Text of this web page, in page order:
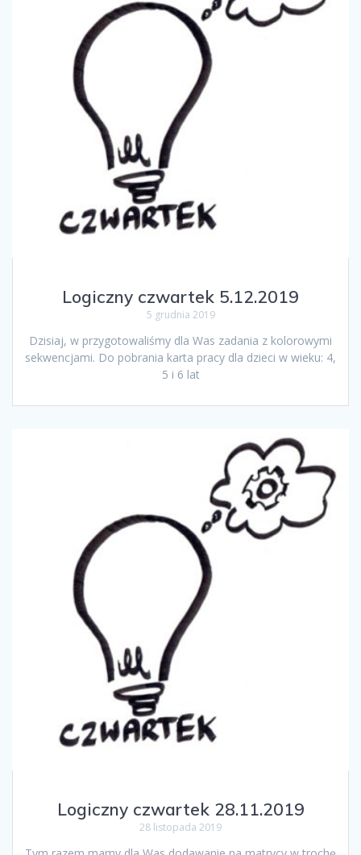
Logiczny czwartek 5.12.2019
5 grudnia 2019
Dzisiaj, w przygotowaliśmy dla Was zadania z kolorowymi
sekwencjami. Do pobrania karta pracy dla dzieci w wieku: 4,
5 i 6 lat
Logiczny czwartek 28.11.2019
28 listopada 2019